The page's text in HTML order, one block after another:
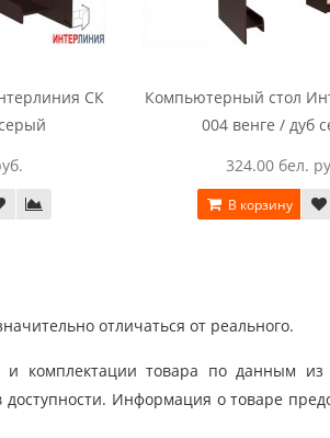
СК
Компьютерный стол
004 венге / дуб
324.00 бел.
В корзину
отличаться от реального.
комплектации товара по данным из
Информация о товаре